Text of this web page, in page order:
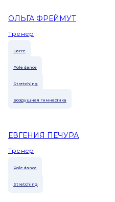
ОЛЬГА ФРЕЙМУТ
Тренер
Barre
Pole dance
Stretching
Воздушная гимнастика
ЕВГЕНИЯ ПЕЧУРА
Тренер
Pole dance
Stretching